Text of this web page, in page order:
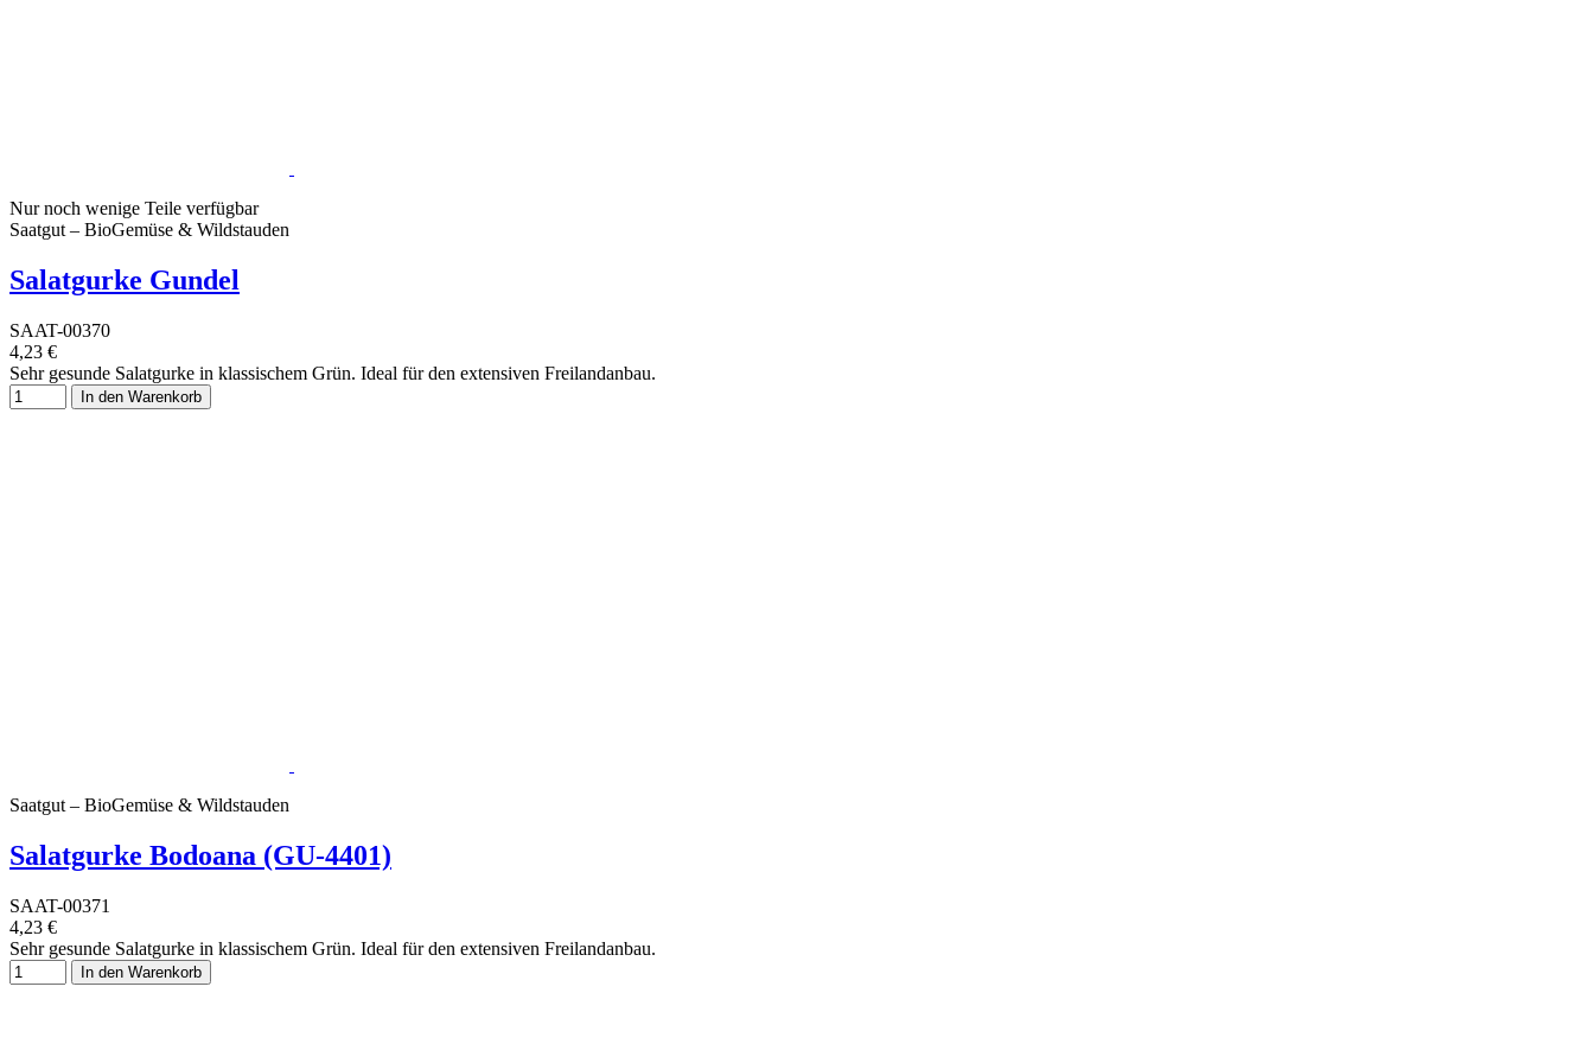
Nur noch wenige Teile verfügbar
Saatgut – BioGemüse & Wildstauden
Salatgurke Gundel
SAAT-00370
4,23 €
Sehr gesunde Salatgurke in klassischem Grün. Ideal für den extensiven Freilandanbau.
In den Warenkorb
Saatgut – BioGemüse & Wildstauden
Salatgurke Bodoana (GU-4401)
SAAT-00371
4,23 €
Sehr gesunde Salatgurke in klassischem Grün. Ideal für den extensiven Freilandanbau.
In den Warenkorb